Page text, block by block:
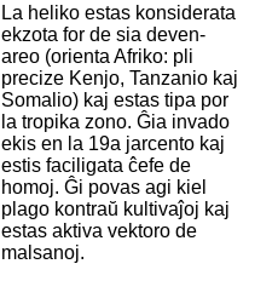
La heliko estas konsiderata
ekzota for de sia deven-
areo (orienta Afriko: pli
precize Kenjo, Tanzanio kaj
Somalio) kaj estas tipa por
la tropika zono. Ĝia invado
ekis en la 19a jarcento kaj
estis faciligata ĉefe de
homoj. Ĝi povas agi kiel
plago kontraŭ kultivaĵoj kaj
estas aktiva vektoro de
malsanoj.